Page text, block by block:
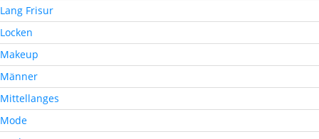
Lang Frisur
Locken
Makeup
Männer
Mittellanges
Mode